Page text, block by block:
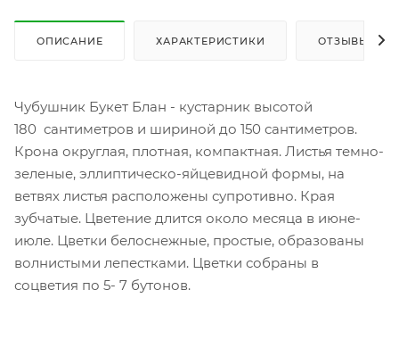
ОПИСАНИЕ ХАРАКТЕРИСТИКИ ОТЗЫВЫ
Чубушник Букет Блан - кустарник высотой
180 сантиметров и шириной до 150 сантиметров.
Крона округлая, плотная, компактная. Листья темно-
зеленые, эллиптическо-яйцевидной формы, на
ветвях листья расположены супротивно. Края
зубчатые. Цветение длится около месяца в июне-
июле. Цветки белоснежные, простые, образованы
волнистыми лепестками. Цветки собраны в
соцветия по 5- 7 бутонов.